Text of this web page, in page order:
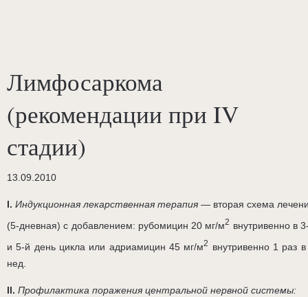
Лимфосаркома
(рекомендации при IV
стадии)
13.09.2010
I. Индукционная лекарственная терапия — вторая схема
(5-дневная) с добавлением: рубомицин 20 мг/м2 внутривенно в
и 5-й день цикла или адриамицин 45 мг/м2
внутривенно 1 раз
нед.
II. Профилактика поражения центральной нервной системы: